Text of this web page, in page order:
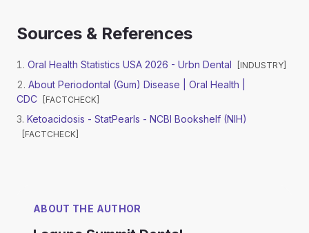
Sources & References
Oral Health Statistics USA 2026 - Urbn Dental [INDUSTRY]
About Periodontal (Gum) Disease | Oral Health |
CDC
[FACTCHECK]
Ketoacidosis - StatPearls - NCBI Bookshelf (NIH)
[FACTCHECK]
ABOUT THE AUTHOR